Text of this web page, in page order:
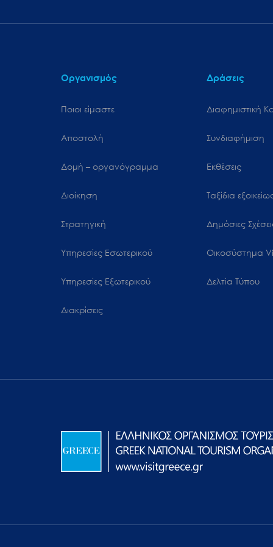
προσβασιμότητας.
Οργανισμός
Ποιοι είμαστε
Αποστολή
Δομή – οργανόγραμμα
Διοίκηση
Στρατηγική
Υπηρεσίες Εσωτερικού
Υπηρεσίες Εξωτερικού
Διακρίσεις
Δράσεις
Διαφημιστική
Συνδιαφήμιση
Εκθέσεις
Ταξίδια
Δημόσιες
Oικοσύστημα
Δελτία Τύπου